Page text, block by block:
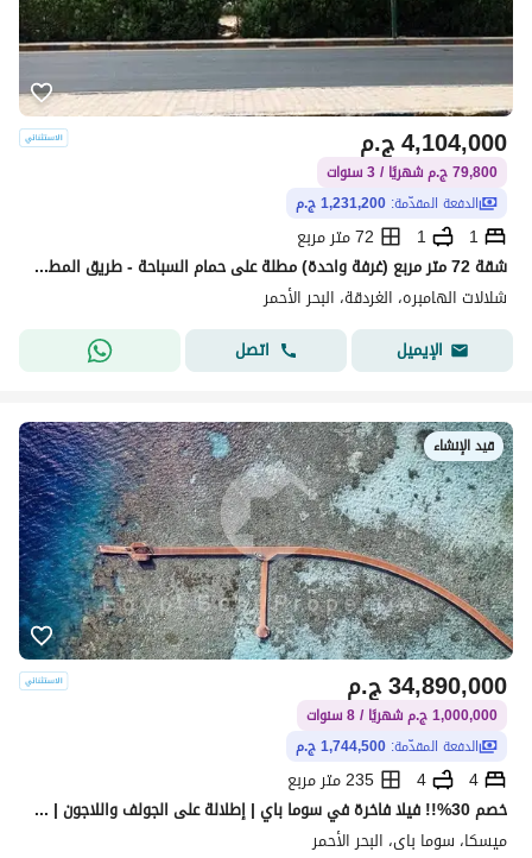
ج.م4,104,000
79,800 ج.م شهريًا / 3 سنوات
الدفعة المقدّمة: 1,231,200 ج.م
1
1
72 متر مربع
شقة 72 متر مربع (غرفة واحدة) مطلة على حمام السباحة - طريق المطار - أمام كارفور ماركت - الغردقة - البحر الأحمر .
شلالات الهامبره، الغردقة، البحر الأحمر
الإيميل
اتصل
قيد الإنشاء
ج.م34,890,000
1,000,000 ج.م شهريًا / 8 سنوات
الدفعة المقدّمة: 1,744,500 ج.م
4
4
235 متر مربع
خصم 30%!! فيلا فاخرة في سوما باي | إطلالة على الجولف واللاجون | أقل سعر | مقدم 5% | أول قسط بعد سنة | عرض لفترة محدودة
ميسكا، سوما باى، البحر الأحمر